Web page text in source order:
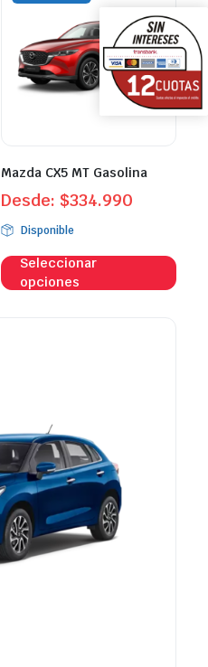
opciones
pueden
página
producto
Las
se
en
Este
producto
tiene
de
producto
Mazda CX5 MT Gasolina
Desde: $334.990
Disponible
Seleccionar
opciones